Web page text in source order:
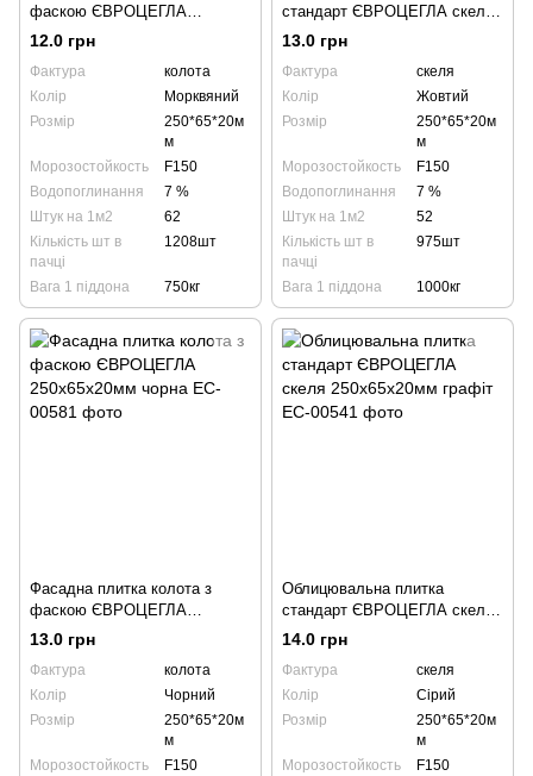
фаскою ЄВРОЦЕГЛА
250х65х20мм морквяна
12.0 грн
Фактура
колота
Колір
Морквяний
Розмір
250*65*20м
м
Морозостойкость
F150
Водопоглинання
7 %
Штук на 1м2
62
Кількість шт в
пачці
1208шт
Вага 1 піддона 750кг
стандарт ЄВРОЦЕГЛА скеля
250х65х20мм жовта
13.0 грн
Фактура
скеля
Колір
Жовтий
Розмір
250*65*20м
м
Морозостойкость
F150
Водопоглинання
7 %
Штук на 1м2
52
Кількість шт в
пачці
975шт
Вага 1 піддона 1000кг
Фасадна плитка колота з
фаскою ЄВРОЦЕГЛА
250х65х20мм чорна
13.0 грн
Фактура
колота
Колір
Чорний
Розмір
250*65*20м
м
Морозостойкость
F150
Облицювальна плитка
стандарт ЄВРОЦЕГЛА скеля
250х65х20мм графіт
14.0 грн
Фактура
скеля
Колір
Сірий
Розмір
250*65*20м
м
Морозостойкость
F150